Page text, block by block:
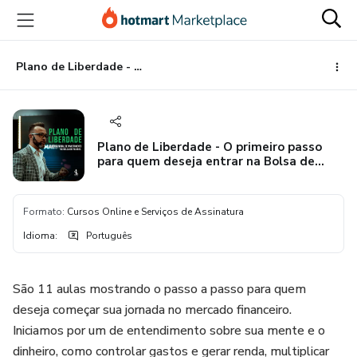
para
conteúdo
principal
para
pagamento
para
rodapé
Plano de Liberdade - O primeiro passo para quem deseja entrar na Bolsa de Valores
Plano de Liberdade - O primeiro passo
para quem deseja entrar na Bolsa de
Formato: Cursos Online e Serviços de Assinatura
Idioma: Português
São 11 aulas mostrando o passo a passo para quem
deseja começar sua jornada no mercado financeiro.
Iniciamos por um de entendimento sobre sua mente e o
dinheiro, como controlar gastos e gerar renda, multiplicar